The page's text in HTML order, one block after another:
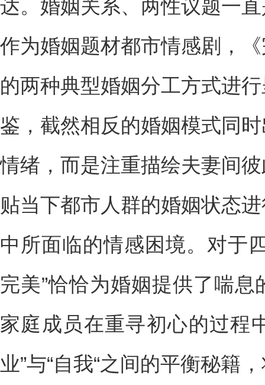
达。婚姻关系、两性议题一
作为婚姻题材都市情感剧，
的两种典型婚姻分工方式进
鉴，截然相反的婚姻模式同
情绪，而是注重描绘夫妻间
贴当下都市人群的婚姻状态
中所面临的情感困境。对于
完美”恰恰为婚姻提供了喘
家庭成员在重寻初心的过程
业”与“自我“之间的平衡秘籍